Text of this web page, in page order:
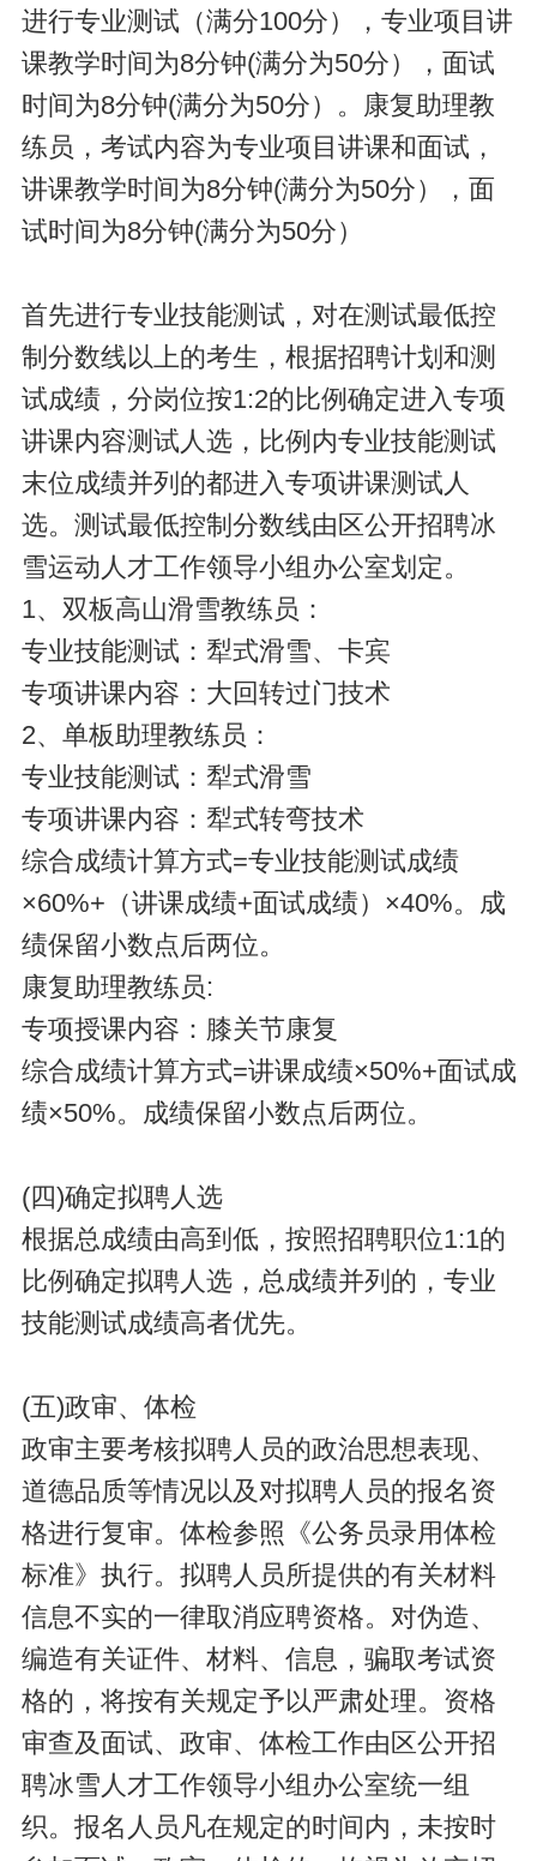
进行专业测试（满分100分），专业项目讲
课教学时间为8分钟(满分为50分），面试
时间为8分钟(满分为50分）。康复助理教
练员，考试内容为专业项目讲课和面试，
讲课教学时间为8分钟(满分为50分），面
试时间为8分钟(满分为50分）
首先进行专业技能测试，对在测试最低控
制分数线以上的考生，根据招聘计划和测
试成绩，分岗位按1:2的比例确定进入专项
讲课内容测试人选，比例内专业技能测试
末位成绩并列的都进入专项讲课测试人
选。测试最低控制分数线由区公开招聘冰
雪运动人才工作领导小组办公室划定。
1、双板高山滑雪教练员：
专业技能测试：犁式滑雪、卡宾
专项讲课内容：大回转过门技术
2、单板助理教练员：
专业技能测试：犁式滑雪
专项讲课内容：犁式转弯技术
综合成绩计算方式=专业技能测试成绩
×60%+（讲课成绩+面试成绩）×40%。成
绩保留小数点后两位。
康复助理教练员:
专项授课内容：膝关节康复
综合成绩计算方式=讲课成绩×50%+面试成
绩×50%。成绩保留小数点后两位。
(四)确定拟聘人选
根据总成绩由高到低，按照招聘职位1:1的
比例确定拟聘人选，总成绩并列的，专业
技能测试成绩高者优先。
(五)政审、体检
政审主要考核拟聘人员的政治思想表现、
道德品质等情况以及对拟聘人员的报名资
格进行复审。体检参照《公务员录用体检
标准》执行。拟聘人员所提供的有关材料
信息不实的一律取消应聘资格。对伪造、
编造有关证件、材料、信息，骗取考试资
格的，将按有关规定予以严肃处理。资格
审查及面试、政审、体检工作由区公开招
聘冰雪人才工作领导小组办公室统一组
织。报名人员凡在规定的时间内，未按时